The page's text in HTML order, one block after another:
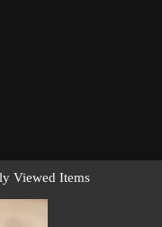
Viewed Items